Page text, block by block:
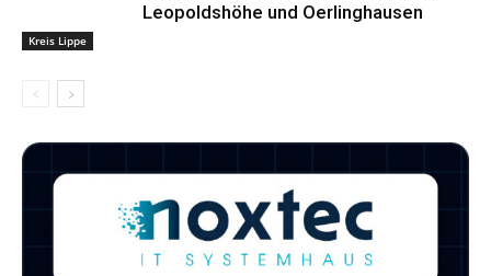
Kreis Lippe
Leopoldshöhe und Oerlinghausen